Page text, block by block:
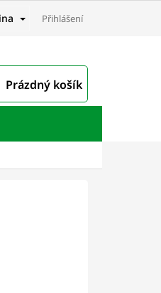
Přihlášení
NÁKUPNÍ
KOŠÍK
Prázdný košík